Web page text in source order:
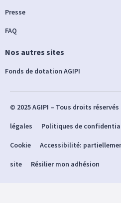
Presse
FAQ
Nos autres sites
Fonds de dotation AGIPI
© 2025 AGIPI – Tous droits réservés
légales Politiques de
Cookie Accessibilité:
site Résilier mon adhésion